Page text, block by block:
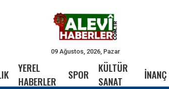
09 Ağustos, 2026, Pazar
YEREL
HABERLER
SPOR
KÜLTÜR
SANAT
İNANÇ